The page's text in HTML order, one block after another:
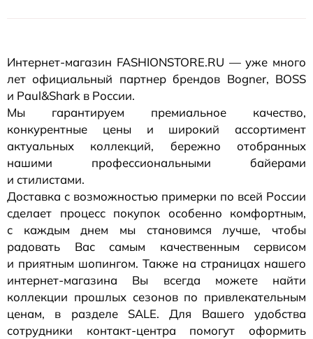
Интернет-магазин FASHIONSTORE.RU — уже много
лет официальный партнер брендов Bogner, BOSS
и Paul&Shark в России.
Мы гарантируем премиальное качество,
конкурентные цены и широкий ассортимент
актуальных коллекций, бережно отобранных
нашими профессиональными байерами
и стилистами.
Доставка с возможностью примерки по всей России
сделает процесс покупок особенно комфортным,
с каждым днем мы становимся лучше, чтобы
радовать Вас самым качественным сервисом
и приятным шопингом. Также на страницах нашего
интернет-магазина Вы всегда можете найти
коллекции прошлых сезонов по привлекательным
ценам, в разделе SALE. Для Вашего удобства
сотрудники контакт-центра помогут оформить